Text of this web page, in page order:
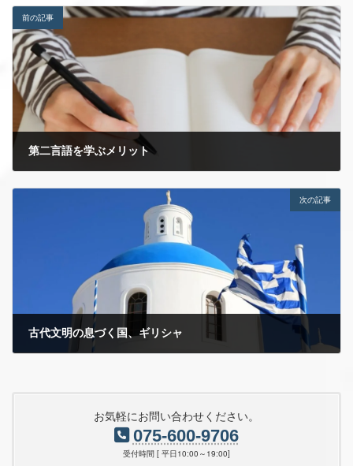
前の記事
第二言語を学ぶメリット
次の記事
古代文明の息づく国、ギリシャ
お気軽にお問い合わせください。
075-600-9706
受付時間 [ 平日10:00～19:00]